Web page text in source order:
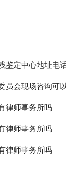
鉴定中心地址电
员会现场咨询可
律师事务所吗
律师事务所吗
律师事务所吗